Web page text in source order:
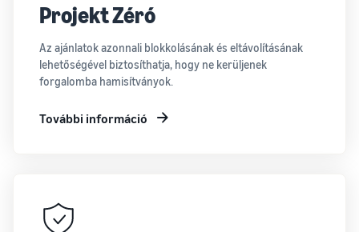
Projekt Zéró
Az ajánlatok azonnali blokkolásának és eltávolításának
lehetőségével biztosíthatja, hogy ne kerüljenek
forgalomba hamisítványok.
További információ